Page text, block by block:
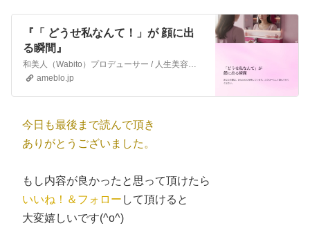
『「 どうせ私なんて！」が 顔に出
る瞬間』
和美人（Wabito）プロデューサー / 人生美容家 池端秀之女性の人生を変える“人生美容家”。心理学と脳科学に基づいた独自のメイクアップ法で、外見だけでなく…
ameblo.jp
今日も最後まで読んで頂き
ありがとうございました。
もし内容が良かったと思って頂けたら
いいね！＆フォロー して頂けると
大変嬉しいです(^o^)